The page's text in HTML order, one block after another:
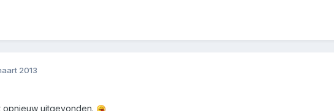
2013
opnieuw uitgevonden.